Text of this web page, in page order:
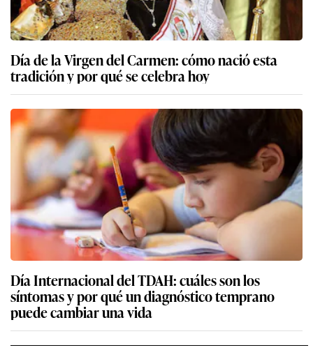
Día de la Virgen del Carmen: cómo nació esta
tradición y por qué se celebra hoy
Día Internacional del TDAH: cuáles son los
síntomas y por qué un diagnóstico temprano
puede cambiar una vida